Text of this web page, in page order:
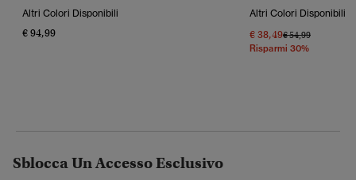
Altri Colori Disponibili
€ 94,99
Altri Colori Disponibili
€ 38,49Prezzo Ridotto Da
€ 54,99A
Risparmi 30%
Sblocca Un Accesso Esclusivo